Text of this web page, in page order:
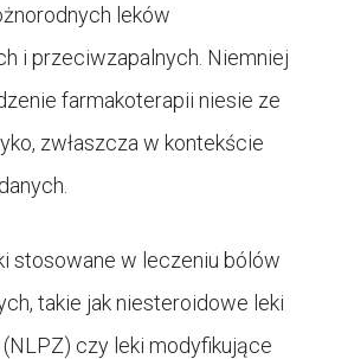
leków
i przeciwzapalnych. Niemniej
farmakoterapii niesie ze
zwłaszcza w kontekście
stosowane w leczeniu bólów
takie jak niesteroidowe leki
czy leki modyfikujące